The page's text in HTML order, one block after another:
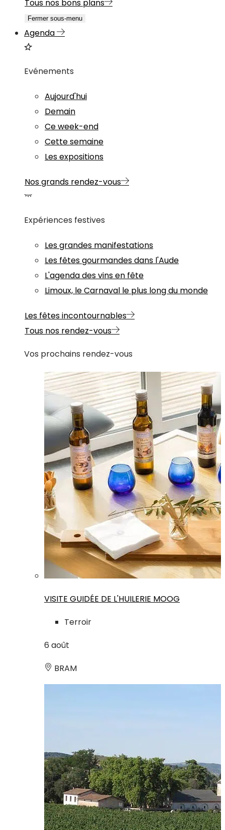
Tous nos bons plans
Fermer sous-menu
Agenda
Evénements
Aujourd'hui
Demain
Ce week-end
Cette semaine
Les expositions
Nos grands rendez-vous
Expériences festives
Les grandes manifestations
Les fêtes gourmandes dans l'Aude
L'agenda des vins en fête
Limoux, le Carnaval le plus long du monde
Les fêtes incontournables
Tous nos rendez-vous
Vos prochains rendez-vous
VISITE GUIDÉE DE L'HUILERIE MOOG
Terroir
6 août
BRAM